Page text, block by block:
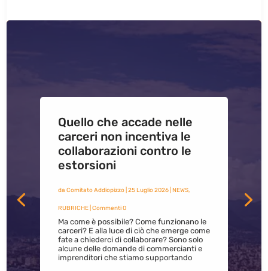
Quello che accade nelle
carceri non incentiva le
collaborazioni contro le
estorsioni
da Comitato Addiopizzo| 25 Luglio 2026| NEWS,
RUBRICHE| Commenti 0
Ma come è possibile? Come funzionano le
carceri? E alla luce di ciò che emerge come
fate a chiederci di collaborare? Sono solo
alcune delle domande di commercianti e
imprenditori che stiamo supportando